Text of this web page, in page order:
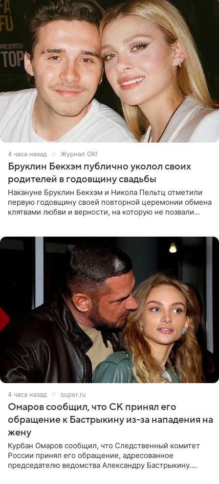
4 часа назад Журнал OK!
Бруклин Бекхэм публично уколол своих
родителей в годовщину свадьбы
Накануне Бруклин Бекхэм и Никола Пельтц отметили
первую годовщину своей повторной церемонии обмена
клятвами любви и верности, на которую не позвали
4 часа назад super.ru
Омаров сообщил, что СК принял его
обращение к Бастрыкину из-за нападения на
жену
Курбан Омаров сообщил, что Следственный комитет
России принял его обращение, адресованное
председателю ведомства Александру Бастрыкину.